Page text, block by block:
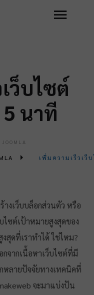
ว็บไซต์
นาที
JOOMLA
เพิ่มความเร็วเว็
างเว็บบล็อกส่วนตัว หรือ
ไซต์เป้าหมายสูงสุดของ
สุดที่เราทำได้ ใช่ไหม?
จากเนื้อหาเว็บไซต์ที่มี
หลายปัจจัยทางเทคนิคที่
จะมาแบ่งปัน